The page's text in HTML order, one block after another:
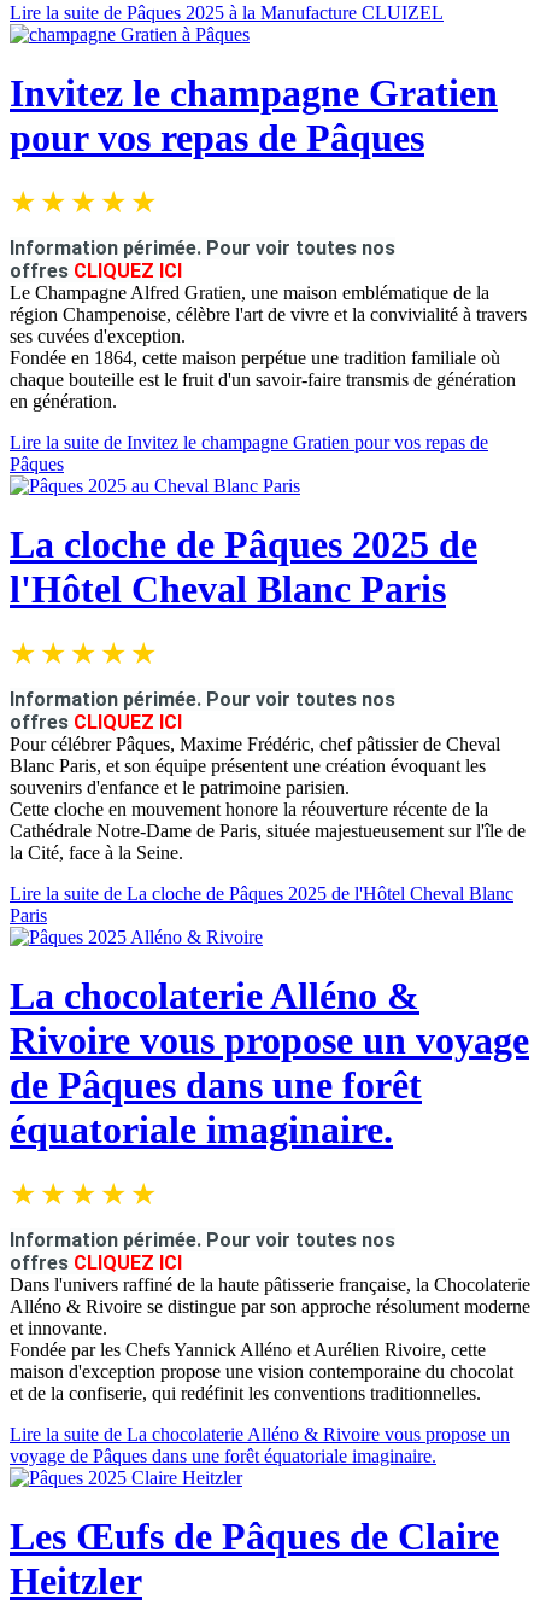
Lire la suite de Pâques 2025 à la Manufacture CLUIZEL
Invitez le champagne Gratien
pour vos repas de Pâques
Information périmée. Pour voir toutes nos
offres CLIQUEZ ICI
Le Champagne Alfred Gratien, une maison emblématique de la
région Champenoise, célèbre l'art de vivre et la convivialité à travers
ses cuvées d'exception.
Fondée en 1864, cette maison perpétue une tradition familiale où
chaque bouteille est le fruit d'un savoir-faire transmis de génération
en génération.
Lire la suite de Invitez le champagne Gratien pour vos repas de
Pâques
La cloche de Pâques 2025 de
l'Hôtel Cheval Blanc Paris
Information périmée. Pour voir toutes nos
offres CLIQUEZ ICI
Pour célébrer Pâques, Maxime Frédéric, chef pâtissier de Cheval
Blanc Paris, et son équipe présentent une création évoquant les
souvenirs d'enfance et le patrimoine parisien.
Cette cloche en mouvement honore la réouverture récente de la
Cathédrale Notre-Dame de Paris, située majestueusement sur l'île de
la Cité, face à la Seine.
Lire la suite de La cloche de Pâques 2025 de l'Hôtel Cheval Blanc
Paris
La chocolaterie Alléno &
Rivoire vous propose un voyage
de Pâques dans une forêt
équatoriale imaginaire.
Information périmée. Pour voir toutes nos
offres CLIQUEZ ICI
Dans l'univers raffiné de la haute pâtisserie française, la Chocolaterie
Alléno & Rivoire se distingue par son approche résolument moderne
et innovante.
Fondée par les Chefs Yannick Alléno et Aurélien Rivoire, cette
maison d'exception propose une vision contemporaine du chocolat
et de la confiserie, qui redéfinit les conventions traditionnelles.
Lire la suite de La chocolaterie Alléno & Rivoire vous propose un
voyage de Pâques dans une forêt équatoriale imaginaire.
Les Œufs de Pâques de Claire
Heitzler